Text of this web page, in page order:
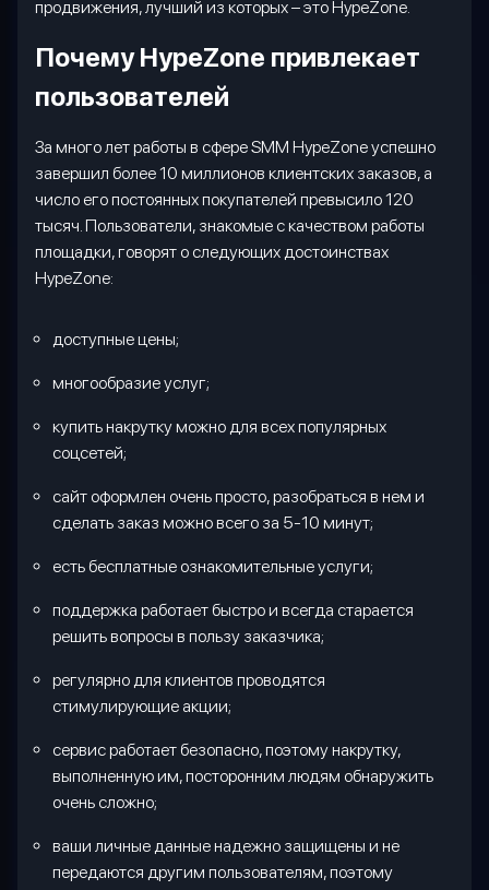
продвижения, лучший из которых – этоHypeZone.
ПочемуHypeZone привлекает
пользователей
За много лет работы в сфереSMM HypeZoneуспешно
завершил более 10 миллионов клиентских заказов, а
число его постоянных покупателей превысило 120
тысяч. Пользователи, знакомые с качеством работы
площадки, говорят о следующих достоинствах
HypeZone:
доступные цены;
многообразие услуг;
купить накрутку можно для всех популярных
соцсетей;
сайт оформлен очень просто, разобраться в нем и
сделать заказ можно всего за 5-10 минут;
есть бесплатные ознакомительные услуги;
поддержка работает быстро и всегда старается
решить вопросы в пользу заказчика;
регулярно для клиентов проводятся
стимулирующие акции;
сервис работает безопасно, поэтому накрутку,
выполненную им, посторонним людям обнаружить
очень сложно;
ваши личные данные надежно защищены и не
передаются другим пользователям, поэтому